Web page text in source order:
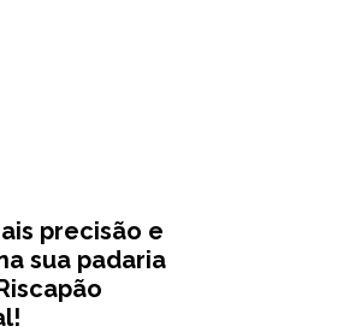
precisão e
sua padaria